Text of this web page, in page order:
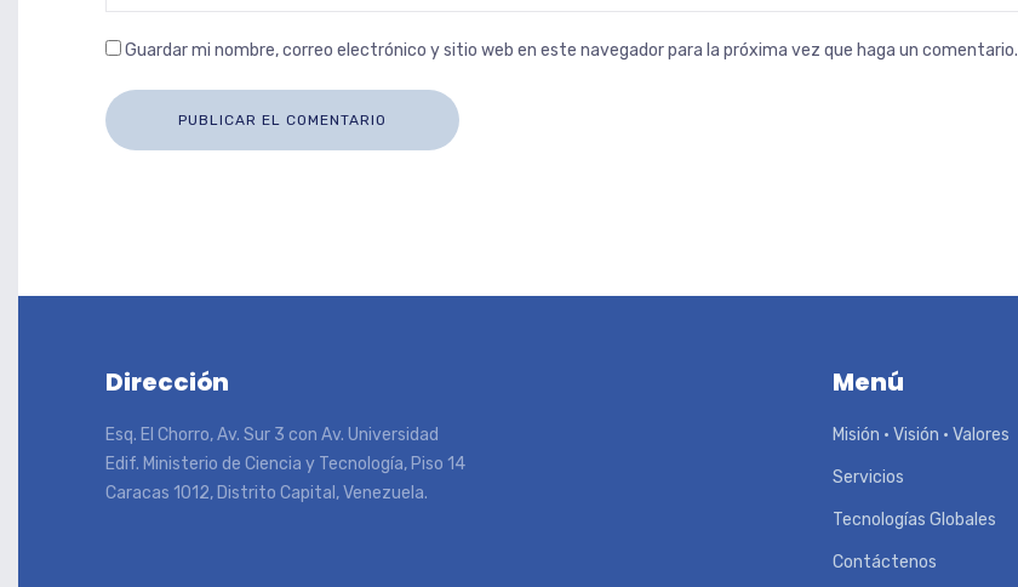
Guardar mi nombre, correo electrónico y sitio web en este navegador para la próxima vez que haga un comentario.
Dirección
Esq. El Chorro, Av. Sur 3 con Av. Universidad
Edif. Ministerio de Ciencia y Tecnología, Piso 14
Caracas 1012, Distrito Capital, Venezuela.
Menú
Misión • Visión • Valores
Servicios
Tecnologías Globales
Contáctenos